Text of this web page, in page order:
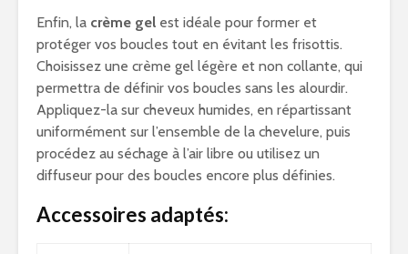
Enfin, la crème gel est idéale pour former et
protéger vos boucles tout en évitant les frisottis.
Choisissez une crème gel légère et non collante, qui
permettra de définir vos boucles sans les alourdir.
Appliquez-la sur cheveux humides, en répartissant
uniformément sur l’ensemble de la chevelure, puis
procédez au séchage à l’air libre ou utilisez un
diffuseur pour des boucles encore plus définies.
Accessoires adaptés: